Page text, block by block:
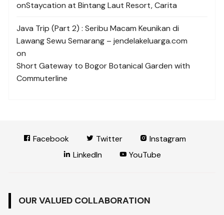
onStaycation at Bintang Laut Resort, Carita
Java Trip (Part 2) : Seribu Macam Keunikan di
Lawang Sewu Semarang – jendelakeluarga.com
on
Short Gateway to Bogor Botanical Garden with
Commuterline
Facebook Twitter
Instagram
LinkedIn
YouTube
OUR VALUED COLLABORATION